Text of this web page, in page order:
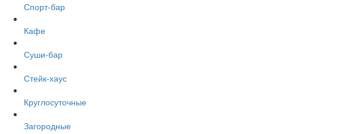
Спорт-бар
Кафе
Суши-бар
Стейк-хаус
Круглосуточные
Загородные